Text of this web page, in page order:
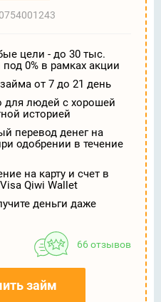
цели - до 30 тыс.
под 0% в рамках акции
от 7 до 21 день
для людей с хорошей
историей
перевод денег на
одобрении в течение
на карту и счет в
Qiwi Wallet
деньги даже
66 отзывов
займ